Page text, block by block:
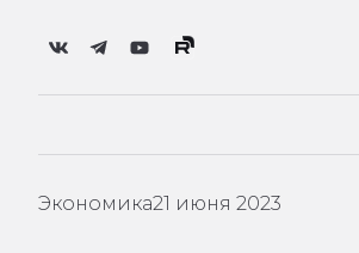
Экономика21 июня 2023